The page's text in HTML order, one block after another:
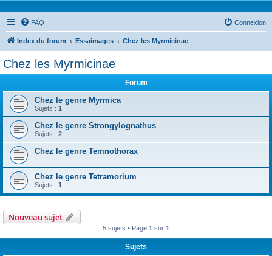
FAQ Connexion
Index du forum Essaimages Chez les Myrmicinae
Chez les Myrmicinae
Forum
Chez le genre Myrmica
Sujets : 1
Chez le genre Strongylognathus
Sujets : 2
Chez le genre Temnothorax
Chez le genre Tetramorium
Sujets : 1
Nouveau sujet
5 sujets • Page 1 sur 1
Sujets